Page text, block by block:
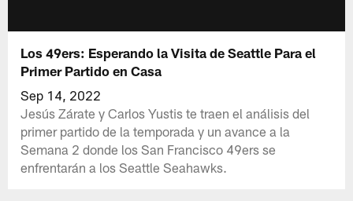
Los 49ers: Esperando la Visita de Seattle Para el
Primer Partido en Casa
Sep 14, 2022
Jesús Zárate y Carlos Yustis te traen el análisis del
primer partido de la temporada y un avance a la
Semana 2 donde los San Francisco 49ers se
enfrentarán a los Seattle Seahawks.